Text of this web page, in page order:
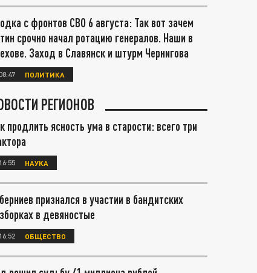
с фронтов СВО 6 августа: Так вот зачем
срочно начал ротацию генералов. Наши в
Заход в Славянск и штурм Чернигова
ПОЛИТИКА
РЕГИОНОВ
продлить ясность ума в старости: всего три
16:55 НАУКА
признался в участии в бандитских
в девяностые
16:52 ОБЩЕСТВО